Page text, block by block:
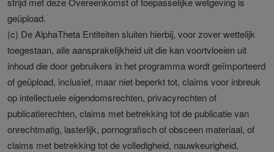
geüpload.
(c) De AlphaTheta Entiteiten sluiten hierbij, voor zover wettelijk
toegestaan, alle aansprakelijkheid uit die kan voortvloeien uit
inhoud die door gebruikers in het programma wordt geïmporteerd
of geüpload, inclusief, maar niet beperkt tot, claims voor inbreuk
op intellectuele eigendomsrechten, privacyrechten of
publicatierechten, claims met betrekking tot de publicatie van
onrechtmatig, lasterlijk, pornografisch of obsceen materiaal, of
claims met betrekking tot de volledigheid, nauwkeurigheid,